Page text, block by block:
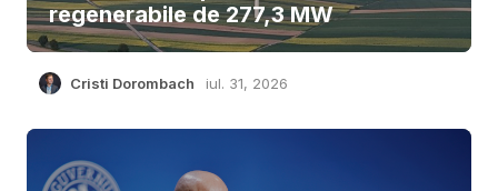
regenerabile de 277,3 MW
Cristi Dorombach iul. 31, 2026